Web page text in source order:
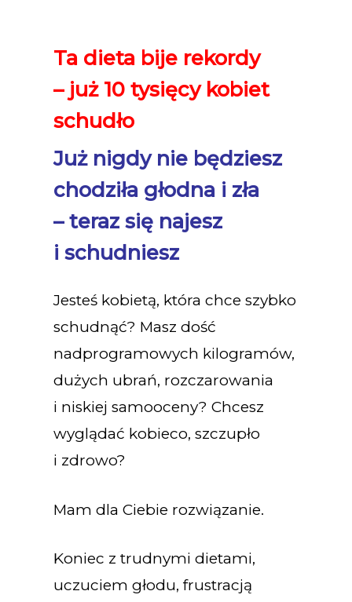
Ta dieta bije rekordy
– już 10 tysięcy kobiet
schudło
Już nigdy nie będziesz
chodziła głodna i zła
– teraz się najesz
i schudniesz
Jesteś kobietą, która chce szybko
schudnąć? Masz dość
nadprogramowych kilogramów,
dużych ubrań, rozczarowania
i niskiej samooceny? Chcesz
wyglądać kobieco, szczupło
i zdrowo?
Mam dla Ciebie rozwiązanie.
Koniec z trudnymi dietami,
uczuciem głodu, frustracją